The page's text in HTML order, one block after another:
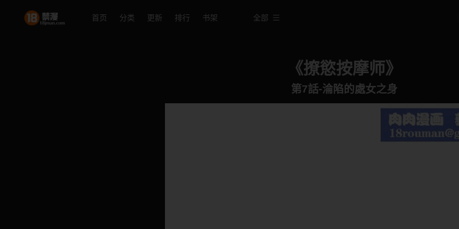
首页 分类 更新 排行 书架 全部
《撩慾按摩师》
第7話-淪陷的處女之身